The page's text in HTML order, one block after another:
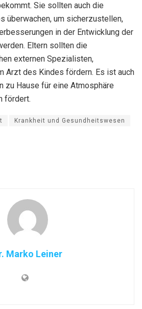
Sie sollten auch die
überwachen, um sicherzustellen,
in der Entwicklung der
Eltern sollten die
externen Spezialisten,
Arzt des Kindes fördern. Es ist auch
zu Hause für eine Atmosphäre
fördert.
Krankheit und Gesundheitswesen
Marko Leiner